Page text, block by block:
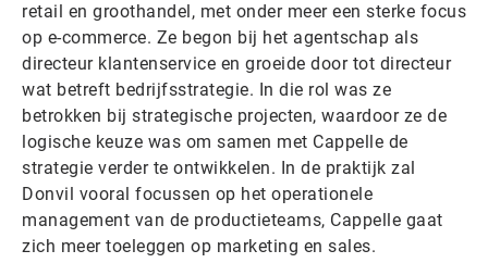
retail en groothandel, met onder meer een sterke focus
op e-commerce. Ze begon bij het agentschap als
directeur klantenservice en groeide door tot directeur
wat betreft bedrijfsstrategie. In die rol was ze
betrokken bij strategische projecten, waardoor ze de
logische keuze was om samen met Cappelle de
strategie verder te ontwikkelen. In de praktijk zal
Donvil vooral focussen op het operationele
management van de productieteams, Cappelle gaat
zich meer toeleggen op marketing en sales.